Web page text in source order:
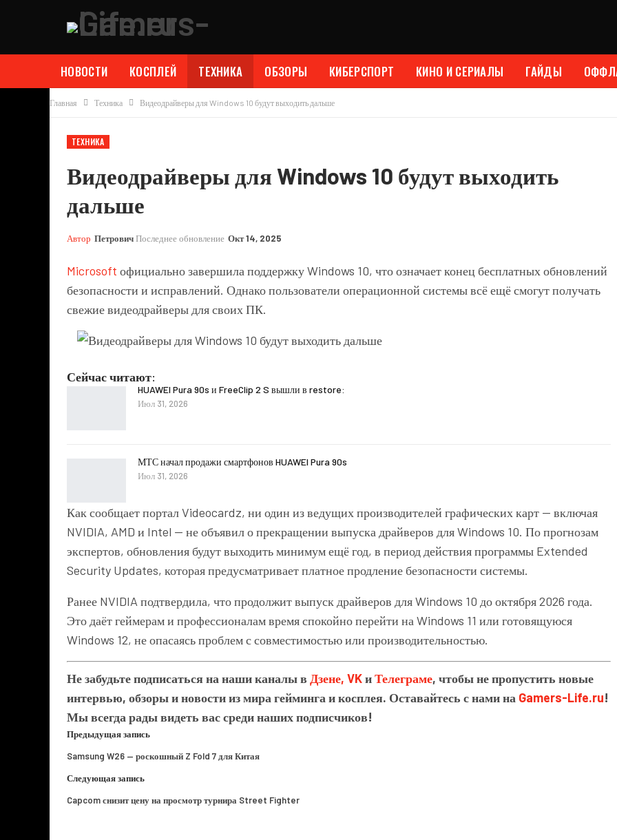
НОВОСТИ КОСПЛЕЙ ТЕХНИКА ОБЗОРЫ КИБЕРСПОРТ КИНО И СЕРИАЛЫ ГАЙДЫ
Главная Техника Видеодрайверы для Windows 10 будут выходить дальше
ТЕХНИКА
Видеодрайверы для Windows 10 будут выходить
дальше
Автор ПетровичПоследнее обновление Окт 14, 2025
Microsoft официально завершила поддержку Windows 10, что означает конец бесплатных обновлений
безопасности и исправлений. Однако пользователи операционной системы всё ещё смогут получать
свежие видеодрайверы для своих ПК.
Сейчас читают:
HUAWEI Pura 90s и FreeClip 2 S вышли в restore:
Июл 31, 2026
МТС начал продажи смартфонов HUAWEI Pura 90s
Июл 31, 2026
Как сообщает портал Videocardz, ни один из ведущих производителей графических карт — включая
NVIDIA, AMD и Intel — не объявил о прекращении выпуска драйверов для Windows 10. По прогнозам
экспертов, обновления будут выходить минимум ещё год, в период действия программы Extended
Security Updates, которая предусматривает платное продление безопасности системы.
Ранее NVIDIA подтвердила, что продолжит выпуск драйверов для Windows 10 до октября 2026 года.
Это даёт геймерам и профессионалам время спокойно перейти на Windows 11 или готовящуюся
Windows 12, не опасаясь проблем с совместимостью или производительностью.
Не забудьте подписаться на наши каналы в Дзене, VKиТелеграме, чтобы не пропустить новые
интервью, обзоры и новости из мира гейминга и косплея. Оставайтесь с нами на Gamers-Life.ru!
Мы всегда рады видеть вас среди наших подписчиков!
Предыдущая запись
Samsung W26 — роскошный Z Fold 7 для Китая
Следующая запись
Capcom снизит цену на просмотр турнира Street Fighter